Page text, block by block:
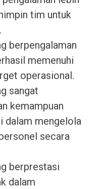
tim untuk
berpengalaman
memenuhi
operasional.
sangat
kemampuan
dalam mengelola
secara
berprestasi
dalam